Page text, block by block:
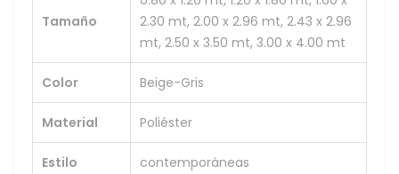
Tamaño
2.30 mt, 2.00 x 2.96 mt, 2.43 x 2.96
mt, 2.50 x 3.50 mt, 3.00 x 4.00 mt
Color Beige-Gris
Material Poliéster
Estilo contemporáneas